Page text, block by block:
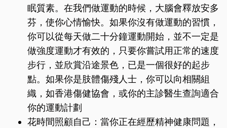
眠質素。在我們做運動的時候，大腦會釋放安多
芬，使你心情愉快。如果你沒有做運動的習慣，
你可以從每天做二十分鐘運動開始，並不一定是
做強度運動才有效的，只要你嘗試用正常的速度
步行，並欣賞沿途景色，已是一個很好的起步
點。如果你是肢體傷殘人士，你可以向相關組
織，如香港傷健協會，或你的主診醫生查詢適合
你的運動計劃
花時間照顧自己：當你正在經歷精神健康問題，